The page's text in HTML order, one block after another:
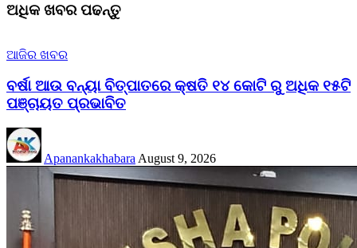
ଅଧିକ ଖବର ପଢନ୍ତୁ
ଆଜିର ଖବର
ବର୍ଷା ଆଉ ବନ୍ୟା ବିତ୍ପାତରେ କ୍ଷତି ୧୪ କୋଟି ରୁ ଅଧିକ ୧୫ଟି
ପଞ୍ଚାୟତ ପ୍ରଭାବିତ
Apanankakhabara August 9, 2026